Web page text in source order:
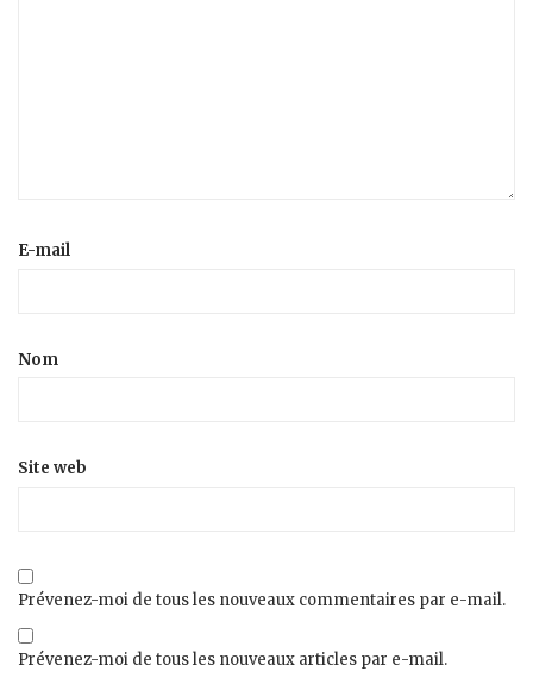
E-mail
Nom
Site web
Prévenez-moi de tous les nouveaux commentaires par e-mail.
Prévenez-moi de tous les nouveaux articles par e-mail.